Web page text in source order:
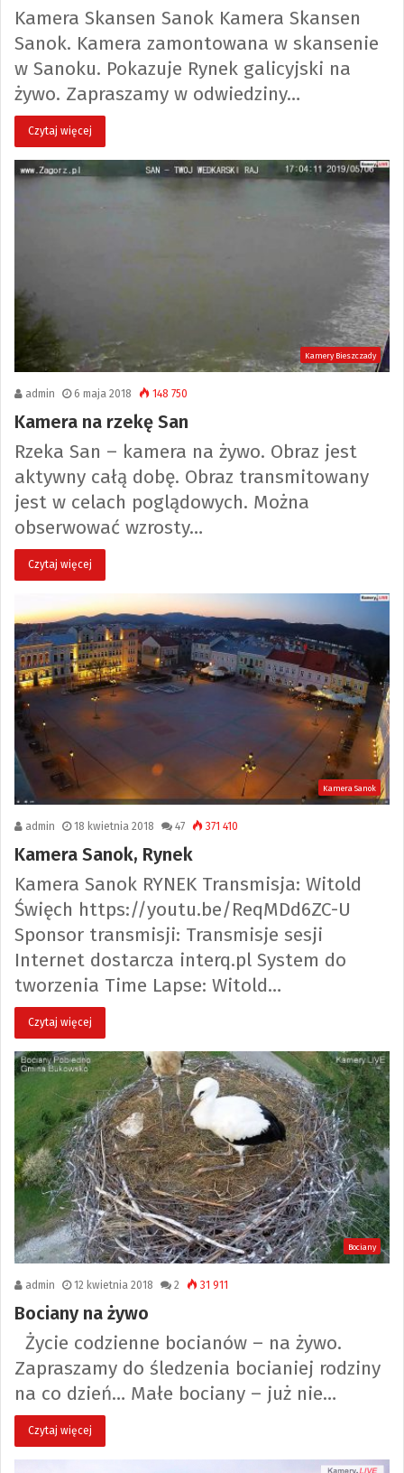
Kamera Skansen Sanok Kamera Skansen
Sanok. Kamera zamontowana w skansenie
w Sanoku. Pokazuje Rynek galicyjski na
żywo. Zapraszamy w odwiedziny…
Czytaj więcej
Kamery Bieszczady
admin 6 maja 2018 148 750
Kamera na rzekę San
Rzeka San – kamera na żywo. Obraz jest
aktywny całą dobę. Obraz transmitowany
jest w celach poglądowych. Można
obserwować wzrosty…
Czytaj więcej
Kamera Sanok
admin 18 kwietnia 2018 47 371 410
Kamera Sanok, Rynek
Kamera Sanok RYNEK Transmisja: Witold
Święch https://youtu.be/ReqMDd6ZC-U
Sponsor transmisji: Transmisje sesji
Internet dostarcza interq.pl System do
tworzenia Time Lapse: Witold…
Czytaj więcej
Bociany
admin 12 kwietnia 2018 2 31 911
Bociany na żywo
Życie codzienne bocianów – na żywo.
Zapraszamy do śledzenia bocianiej rodziny
na co dzień… Małe bociany – już nie…
Czytaj więcej